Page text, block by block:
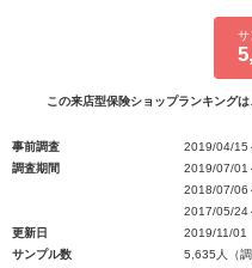
サ
この来店型保険ショップランキング
事前調査
2019/04/15
調査期間
2019/07/01
2018/07/06
2017/05/24
更新日
2019/11/01
サンプル数
5,635人（